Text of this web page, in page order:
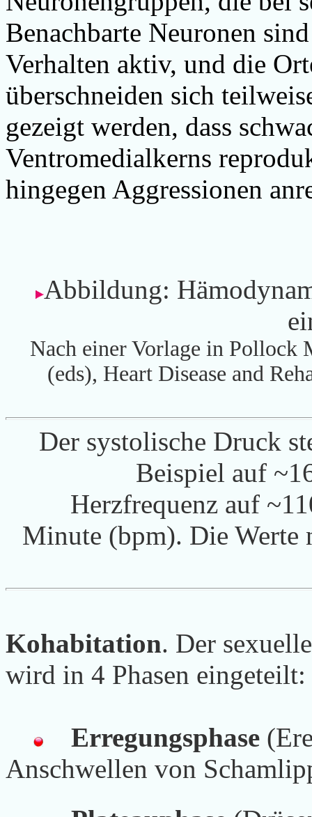
Benachbarte Neuronen
Verhalten aktiv, und die
überschneiden sich
gezeigt werden, dass
Ventromedialkerns
hingegen Aggressionen
Abbildung:
Nach einer Vorlage in Pollock
(eds), Heart Disease and
Der systolische Druck
Beispiel auf
Herzfrequenz auf
Minute (bpm). Die Werte
Kohabitation. Der
wird in 4 Phasen eingeteilt:
Erregungsphase
Anschwellen von